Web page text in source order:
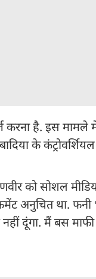
करना है. इस
के
को सोशल
अनुचित था.
दूंगा. मैं बस